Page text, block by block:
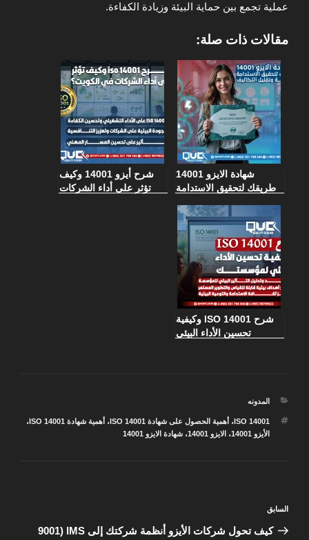
عملية تجمع بين حماية البيئة وزيادة الكفاءة.
مقالات ذات صلة:
شهادة الايزو 14001
طريقك لتحقيق الاستدامة
شرح أيزو 14001 وكيف
تؤثر على أداء الشركات
شرح ISO 14001 وكيفية
تحسين الأداء البيئي
التصنيفات
المدونه
الوسوم
ISO 14001،أهمية الحصول على شهادة ISO 14001 ،أهمية شهادة ISO 14001
،
الأيزو 14001
، الايزو 14001 ،شهادة الايزو 14001
المقالة
السابقة
السابق
كيف تحول شركات الأيزو أنظمة شركتك إلى IMS (9001